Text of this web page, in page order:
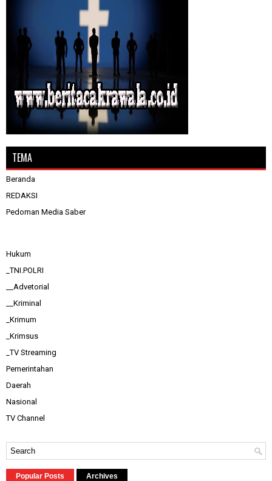
TEMA
Beranda
REDAKSI
Pedoman Media Saber
Hukum
_TNI.POLRI
__Advetorial
__Kriminal
_Krimum
_Krimsus
_TV Streaming
Pemerintahan
Daerah
Nasional
TV Channel
Popular Posts Archives